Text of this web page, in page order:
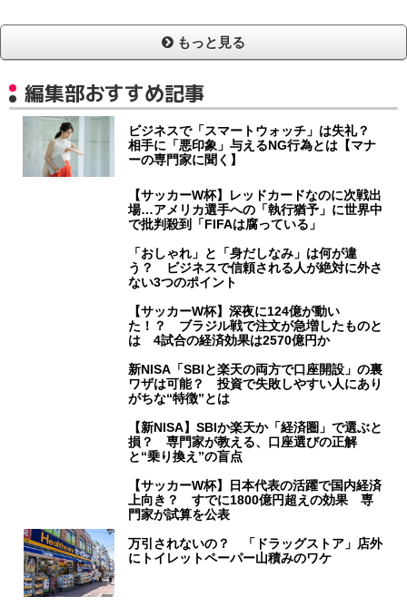
もっと見る
編集部おすすめ記事
ビジネスで「スマートウォッチ」は失礼？
相手に「悪印象」与えるNG行為とは【マナ
ーの専門家に聞く】
【サッカーW杯】レッドカードなのに次戦出
場…アメリカ選手への「執行猶予」に世界中
で批判殺到「FIFAは腐っている」
「おしゃれ」と「身だしなみ」は何が違
う？ ビジネスで信頼される人が絶対に外さ
ない3つのポイント
【サッカーW杯】深夜に124億が動い
た！？ ブラジル戦で注文が急増したものと
は 4試合の経済効果は2570億円か
新NISA「SBIと楽天の両方で口座開設」の裏
ワザは可能？ 投資で失敗しやすい人にあり
がちな“特徴”とは
【新NISA】SBIか楽天か「経済圏」で選ぶと
損？ 専門家が教える、口座選びの正解
と“乗り換え”の盲点
【サッカーW杯】日本代表の活躍で国内経済
上向き？ すでに1800億円超えの効果 専
門家が試算を公表
万引されないの？ 「ドラッグストア」店外
にトイレットペーパー山積みのワケ